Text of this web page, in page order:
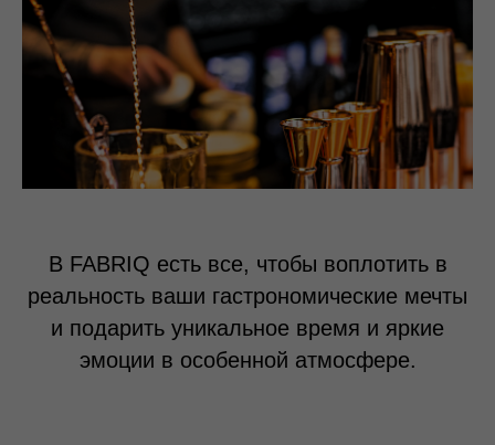
В FABRIQ есть все, чтобы воплотить в
реальность ваши гастрономические мечты
и подарить уникальное время и яркие
эмоции в особенной атмосфере.